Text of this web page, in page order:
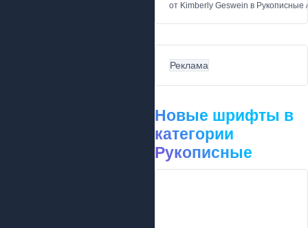
от Kimberly Geswein в Рукописные
Реклама
Новые шрифты в
категории
Рукописные